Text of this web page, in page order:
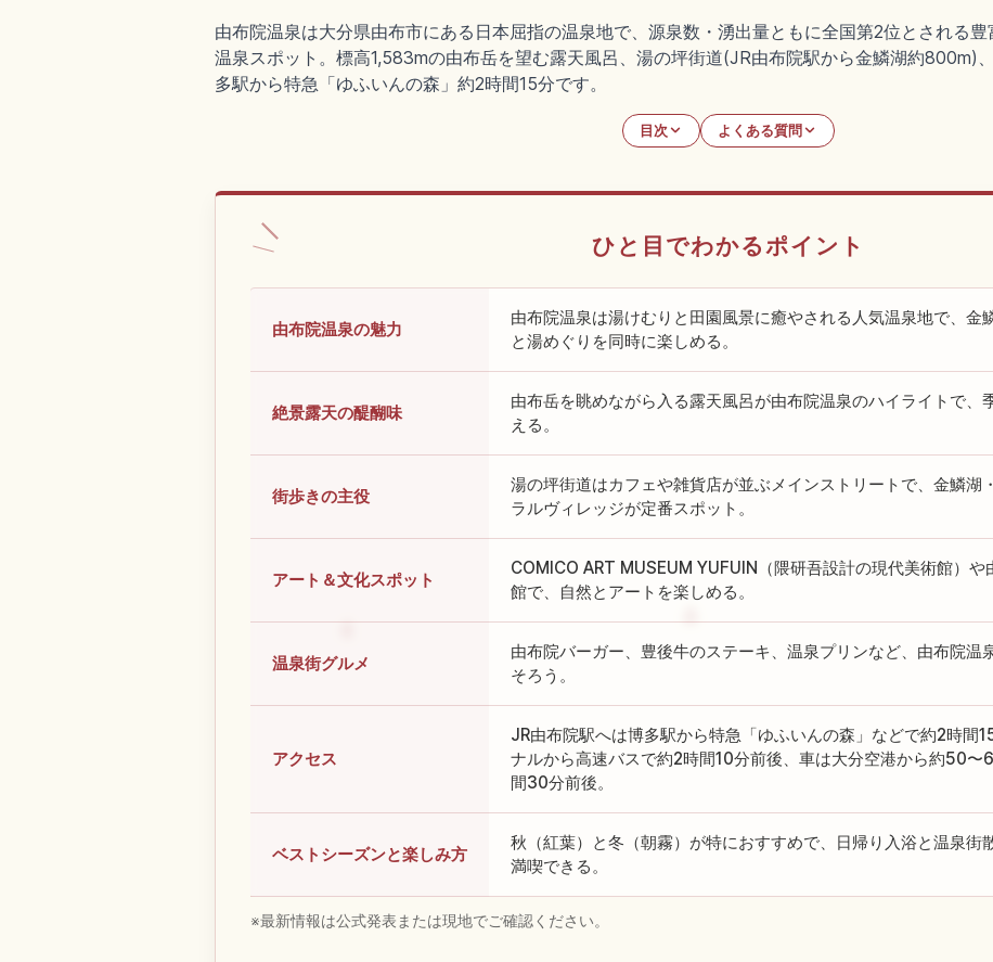
由布院温泉は大分県由布市にある日本屈指の温泉地で、源泉数・湧出量ともに全国第2位とされる
温泉スポット。標高1,583mの由布岳を望む露天風呂、湯の坪街道(JR由布院駅から金鱗湖約800m)
多駅から特急「ゆふいんの森」約2時間15分です。
目次 よくある質問
ひと目でわかるポイント
由布院温泉の魅力
由布院温泉は湯けむりと田園風景に癒やされる人気温泉地で、金
と湯めぐりを同時に楽しめる。
絶景露天の醍醐味
由布岳を眺めながら入る露天風呂が由布院温泉のハイライトで、
える。
街歩きの主役
湯の坪街道はカフェや雑貨店が並ぶメインストリートで、金鱗
ラルヴィレッジが定番スポット。
アート＆文化スポット
COMICO ART MUSEUM YUFUIN（隈研吾設計の現代美術館）
館で、自然とアートを楽しめる。
温泉街グルメ
由布院バーガー、豊後牛のステーキ、温泉プリンなど、由布院温
そろう。
アクセス
JR由布院駅へは博多駅から特急「ゆふいんの森」などで約2時間
ナルから高速バスで約2時間10分前後、車は大分空港から約50〜
間30分前後。
ベストシーズンと楽しみ方
秋（紅葉）と冬（朝霧）が特におすすめで、日帰り入浴と温泉街
満喫できる。
※最新情報は公式発表または現地でご確認ください。